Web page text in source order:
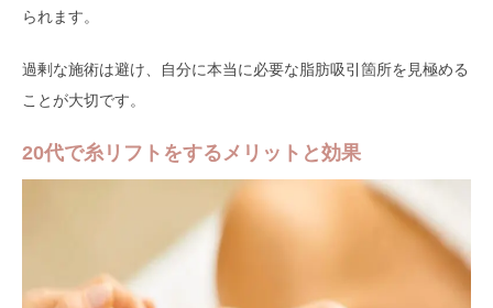
られます。
過剰な施術は避け、自分に本当に必要な脂肪吸引箇所を見極める
ことが大切です。
20代で糸リフトをするメリットと効果